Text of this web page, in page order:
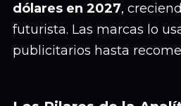
dólares en 2027,
futurista. Las marcas lo
publicitarios hasta